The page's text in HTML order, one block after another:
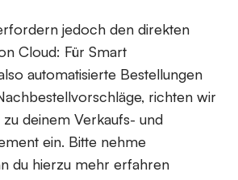
jedoch den direkten
Cloud: Für Smart
automatisierte Bestellungen
richten wir
deinem Verkaufs- und
ein. Bitte nehme
du hierzu mehr erfahren